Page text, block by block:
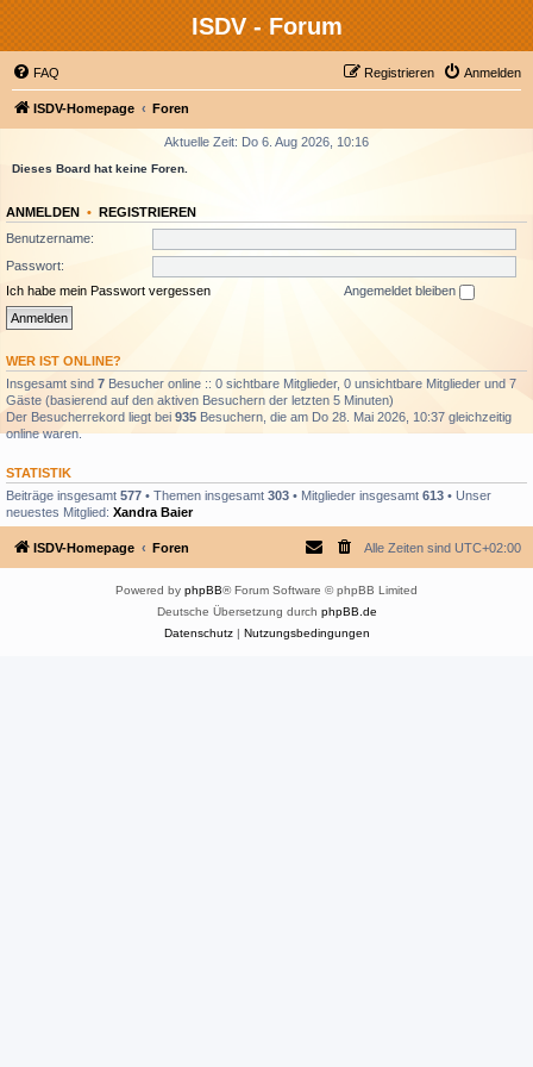
ISDV - Forum
FAQ Anmelden
Registrieren
ISDV-Homepage Foren
Aktuelle Zeit: Do 6. Aug 2026, 10:16
Dieses Board hat keine Foren.
ANMELDEN • REGISTRIEREN
Benutzername:
Passwort:
Ich habe mein Passwort vergessen
Angemeldet bleiben
WER IST ONLINE?
Insgesamt sind 7 Besucher online :: 0 sichtbare Mitglieder, 0 unsichtbare Mitglieder und 7
Gäste (basierend auf den aktiven Besuchern der letzten 5 Minuten)
Der Besucherrekord liegt bei 935 Besuchern, die am Do 28. Mai 2026, 10:37 gleichzeitig
online waren.
STATISTIK
Beiträge insgesamt 577 • Themen insgesamt 303 • Mitglieder insgesamt 613 • Unser
neuestes Mitglied: Xandra Baier
ISDV-Homepage Foren Alle Zeiten sind UTC+02:00
Powered by phpBB® Forum Software © phpBB Limited
Deutsche Übersetzung durch phpBB.de
Datenschutz| Nutzungsbedingungen